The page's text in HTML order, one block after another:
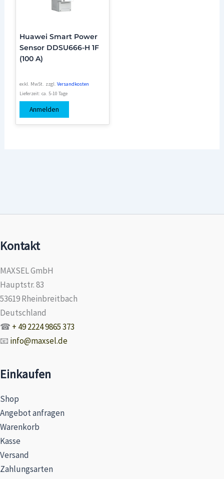
Huawei Smart Power
Sensor DDSU666-H 1F
(100 A)
exkl. MwSt. zzgl.Versandkosten
Lieferzeit:ca. 5-10 Tage
Anmelden
Kontakt
MAXSEL GmbH
Hauptstr. 83
53619 Rheinbreitbach
Deutschland
☎ + 49 2224 9865 373
📧 info@maxsel.de
Einkaufen
Shop
Angebot anfragen
Warenkorb
Kasse
Versand
Zahlungsarten